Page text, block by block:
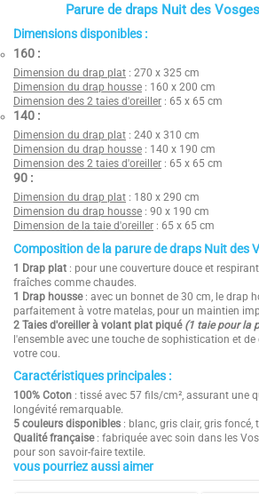
Parure de draps Nuit des
Dimensions disponibles :
160 :
Dimension du drap plat : 270 x 325 cm
Dimension du drap housse : 160 x 200 cm
Dimension des 2 taies d'oreiller : 65 x 65 cm
140 :
Dimension du drap plat : 240 x 310 cm
Dimension du drap housse : 140 x 190 cm
Dimension des 2 taies d'oreiller : 65 x 65 cm
90 :
Dimension du drap plat : 180 x 290 cm
Dimension du drap housse : 90 x 190 cm
Dimension de la taie d'oreiller : 65 x 65 cm
Composition de la parure de draps Nuit des
1 Drap plat : pour une couverture douce et
fraîches comme chaudes.
1 Drap housse: avec un bonnet de 30 cm, le drap
parfaitement à votre matelas, pour un maintien
2 Taies d'oreiller à volant plat piqué (1 taie pour la
l'ensemble avec une touche de sophistication et
votre cou.
Caractéristiques principales :
100% Coton : tissé avec 57 fils/cm², assurant une
longévité remarquable.
5 couleurs disponibles : blanc, gris clair, gris foncé,
Qualité française: fabriquée avec soin dans les
pour son savoir-faire textile.
Composition
100% coton
vous pourriez aussi aimer